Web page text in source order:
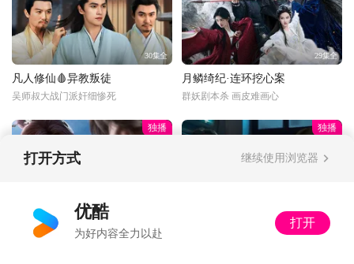
30集全
凡人修仙🩸异教叛徒
吴师叔大战门派奸细惨死
29集全
月鳞绮纪·连环挖心案
群妖剧本杀 画皮难画心
独播
光阴之外💰富婆打赏
丁雪：多了收着，姐不差钱
独播
以法之名🔍陷入死局
打开方式 继续使用浏览器
优酷
为好内容全力以赴
打开